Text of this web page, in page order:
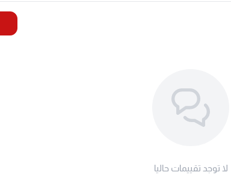
لا توجد تقييمات حاليا